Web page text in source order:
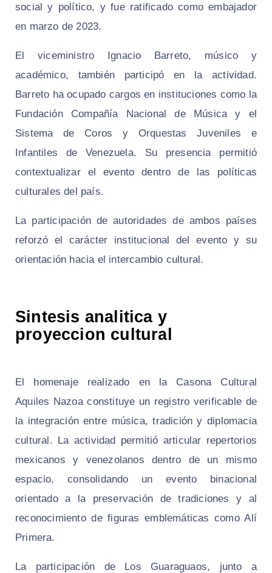
social y político, y fue ratificado como embajador
en marzo de 2023.
El viceministro Ignacio Barreto, músico y
académico, también participó en la actividad.
Barreto ha ocupado cargos en instituciones como la
Fundación Compañía Nacional de Música y el
Sistema de Coros y Orquestas Juveniles e
Infantiles de Venezuela. Su presencia permitió
contextualizar el evento dentro de las políticas
culturales del país.
La participación de autoridades de ambos países
reforzó el carácter institucional del evento y su
orientación hacia el intercambio cultural.
Sintesis analitica y
proyeccion cultural
El homenaje realizado en la Casona Cultural
Aquiles Nazoa constituye un registro verificable de
la integración entre música, tradición y diplomacia
cultural. La actividad permitió articular repertorios
mexicanos y venezolanos dentro de un mismo
espacio, consolidando un evento binacional
orientado a la preservación de tradiciones y al
reconocimiento de figuras emblemáticas como Alí
Primera.
La participación de Los Guaraguaos, junto a